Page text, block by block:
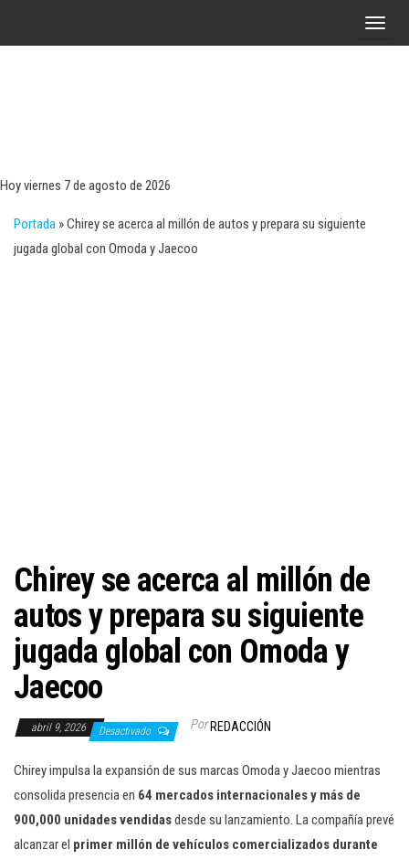
A
Hoy viernes 7 de agosto de 2026
Portada »Chirey se acerca al millón de autos y prepara su siguiente
jugada global con Omoda y Jaecoo
Chirey se acerca al millón de
autos y prepara su siguiente
jugada global con Omoda y
Jaecoo
abril 9, 2026 Desactivado Por REDACCIÓN
Chirey impulsa la expansión de sus marcas Omoda y Jaecoo mientras
consolida presencia en 64 mercados internacionales y más de
900,000 unidades vendidasdesde su lanzamiento. La compañía prevé
alcanzar el primer millón de vehículos comercializados durante